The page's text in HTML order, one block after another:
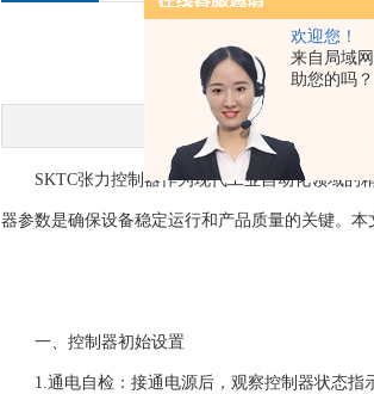
欢迎您！
来自局域
助您的吗？
SKTC张力
SKTC张力控制器作为现代工业自动化领域的精
器参数是确保设备稳定运行和产品质量的关键。本
一、控制器初始设置
1.通电自检：接通电源后，观察控制器状态指